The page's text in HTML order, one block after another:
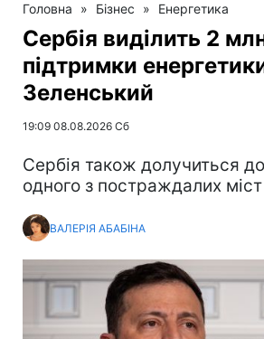
Головна » Бізнес » Енергетика
Сербія виділить 2
підтримки
Зеленський
19:09 08.08.2026 Сб
Сербія також долучиться
одного з постраждалих міст
ВАЛЕРІЯ АБАБІНА